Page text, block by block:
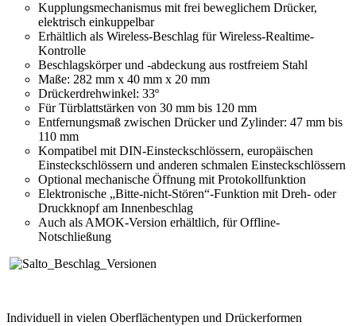
Kupplungsmechanismus mit frei beweglichem Drücker,
elektrisch einkuppelbar
Erhältlich als Wireless-Beschlag für Wireless-Realtime-
Kontrolle
Beschlagskörper und -abdeckung aus rostfreiem Stahl
Maße: 282 mm x 40 mm x 20 mm
Drückerdrehwinkel: 33º
Für Türblattstärken von 30 mm bis 120 mm
Entfernungsmaß zwischen Drücker und Zylinder: 47 mm bis
110 mm
Kompatibel mit DIN-Einsteckschlössern, europäischen
Einsteckschlössern und anderen schmalen Einsteckschlössern
Optional mechanische Öffnung mit Protokollfunktion
Elektronische „Bitte-nicht-Stören“-Funktion mit Dreh- oder
Druckknopf am Innenbeschlag
Auch als AMOK-Version erhältlich, für Offline-
Notschließung
Individuell in vielen Oberflächentypen und Drückerformen